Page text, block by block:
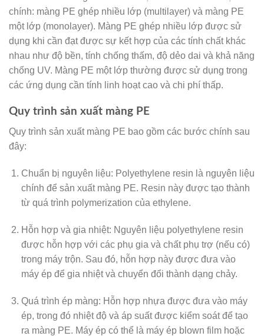
chính: màng PE ghép nhiều lớp (multilayer) và màng PE
một lớp (monolayer). Màng PE ghép nhiều lớp được sử
dụng khi cần đạt được sự kết hợp của các tính chất khác
nhau như độ bền, tính chống thấm, độ dẻo dai và khả năng
chống UV. Màng PE một lớp thường được sử dụng trong
các ứng dụng cần tính linh hoạt cao và chi phí thấp.
Quy trình sản xuất màng PE
Quy trình sản xuất màng PE bao gồm các bước chính sau
đây:
Chuẩn bị nguyên liệu: Polyethylene resin là nguyên liệu
chính để sản xuất màng PE. Resin này được tạo thành
từ quá trình polymerization của ethylene.
Hỗn hợp và gia nhiệt: Nguyên liệu polyethylene resin
được hỗn hợp với các phụ gia và chất phụ trợ (nếu có)
trong máy trộn. Sau đó, hỗn hợp này được đưa vào
máy ép để gia nhiệt và chuyển đổi thành dạng chảy.
Quá trình ép màng: Hỗn hợp nhựa được đưa vào máy
ép, trong đó nhiệt độ và áp suất được kiểm soát để tạo
ra màng PE. Máy ép có thể là máy ép blown film hoặc